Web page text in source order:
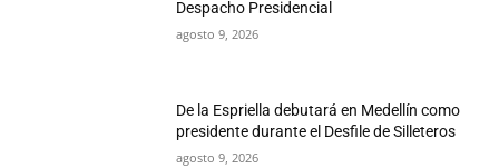
Despacho Presidencial
agosto 9, 2026
De la Espriella debutará en Medellín como
presidente durante el Desfile de Silleteros
agosto 9, 2026